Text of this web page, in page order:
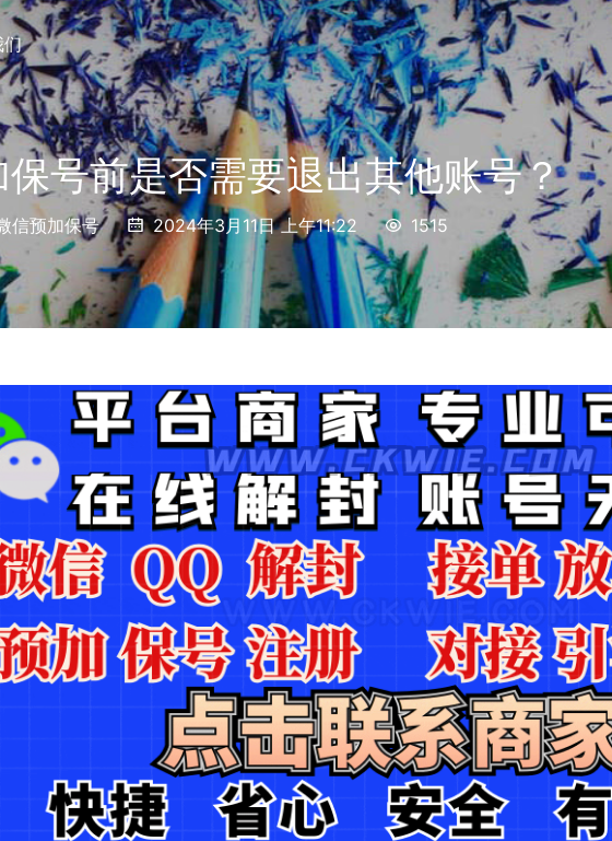
们
号前是否需要退出其他账号？
信预加保号 2024年3月11日 上午11:22 1515